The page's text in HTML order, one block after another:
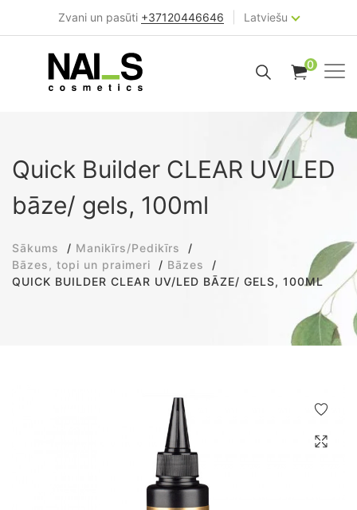
Zvani un pasūti +37120446646 Latviešu
0
Quick Builder CLEAR UV/LED
bāze/ gels, 100ml
Sākums
Manikīrs/Pedikīrs
Bāzes, topi un praimeri
Bāzes
QUICK BUILDER CLEAR UV/LED BĀZE/ GELS, 100ML